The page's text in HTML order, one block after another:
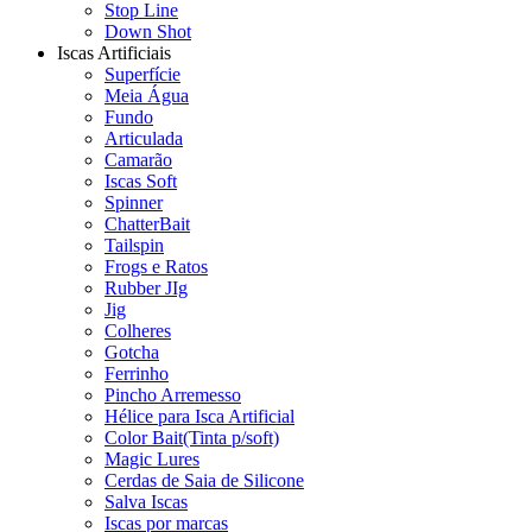
Stop Line
Down Shot
Iscas Artificiais
Superfície
Meia Água
Fundo
Articulada
Camarão
Iscas Soft
Spinner
ChatterBait
Tailspin
Frogs e Ratos
Rubber JIg
Jig
Colheres
Gotcha
Ferrinho
Pincho Arremesso
Hélice para Isca Artificial
Color Bait(Tinta p/soft)
Magic Lures
Cerdas de Saia de Silicone
Salva Iscas
Iscas por marcas